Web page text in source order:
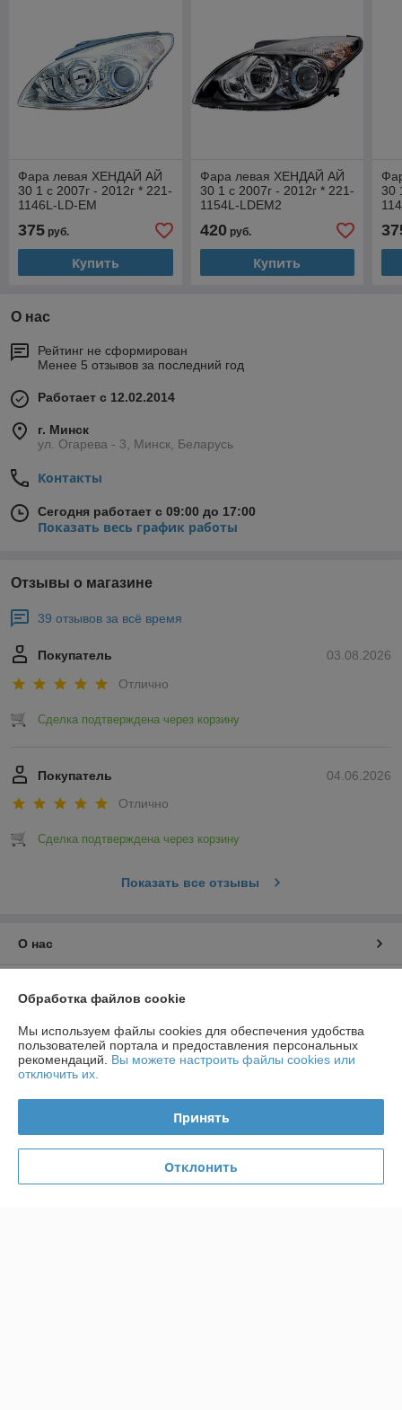
Фара левая ХЕНДАЙ АЙ
30 1 с 2007г - 2012г * 221-
1146L-LD-EM
375 руб.
Купить
Фара левая ХЕНДАЙ АЙ
30 1 с 2007г - 2012г * 221-
1154L-LDEM2
420руб.
Купить
30
О нас
Рейтинг не сформирован
Менее 5 отзывов за последний год
Работает с 12.02.2014
г. Минск
ул. Огарева - 3, Минск, Беларусь
Контакты
Сегодня работает с 09:00 до 17:00
Показать весь график работы
Отзывы о магазине
39 отзывов за всё время
03.08.2026
Покупатель
Отлично
Сделка подтверждена через корзину
04.06.2026
Покупатель
Отлично
Сделка подтверждена через корзину
Показать все отзывы
О нас
Доставка и оплата
График работы
Политика обработки cookies
Обработка файлов cookie
Мы используем файлы cookies для обеспечения удобства
пользователей портала и предоставления персональных
рекомендаций. Вы можете настроить файлы cookies или
отключить их.
Принять
Отклонить